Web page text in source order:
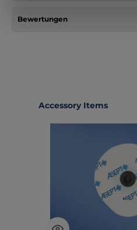
Bewertungen
Produktgalerie überspringen
Accessory Items